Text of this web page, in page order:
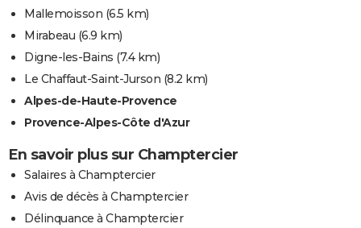
Mallemoisson (6.5 km)
Mirabeau (6.9 km)
Digne-les-Bains (7.4 km)
Le Chaffaut-Saint-Jurson (8.2 km)
Alpes-de-Haute-Provence
Provence-Alpes-Côte d'Azur
En savoir plus sur Champtercier
Salaires à Champtercier
Avis de décès à Champtercier
Délinquance à Champtercier